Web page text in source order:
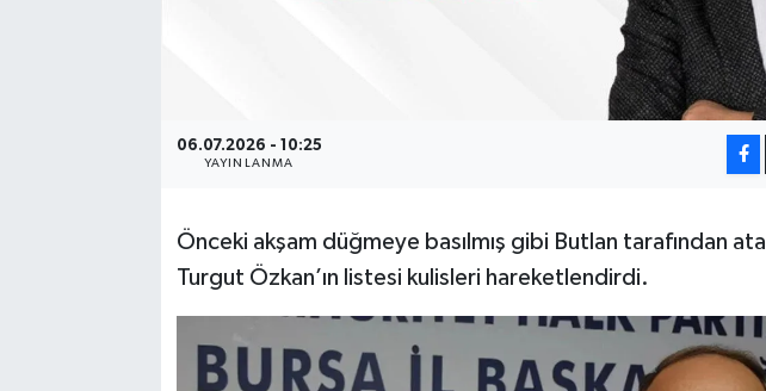
06.07.2026 - 10:25
YAYINLANMA
Önceki akşam düğmeye basılmış gibi Butlan tarafından
Turgut Özkan’ın listesi kulisleri hareketlendirdi.